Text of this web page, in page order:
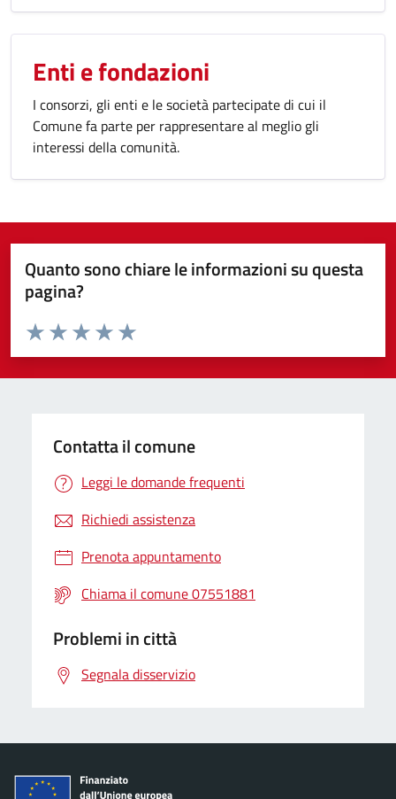
Enti e fondazioni
I consorzi, gli enti e le società partecipate di cui il
Comune fa parte per rappresentare al meglio gli
interessi della comunità.
Quanto sono chiare le informazioni su questa
pagina?
Valuta da 1 a 5 stelle la pagina
Valuta 5 stelle su 5
Valuta 4 stelle su 5
Valuta 3 stelle su 5
Valuta 2 stelle su 5
Valuta 1 stelle su 5
Contatta il comune
Leggi le domande frequenti
Richiedi assistenza
Prenota appuntamento
Chiama il comune 07551881
Problemi in città
Segnala disservizio